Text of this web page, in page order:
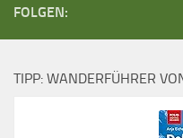
FOLGEN:
TIPP: WANDERFÜHRER